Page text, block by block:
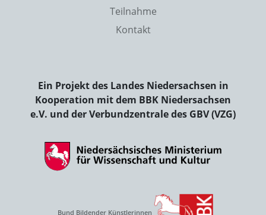
Teilnahme
Kontakt
Ein Projekt des Landes Niedersachsen in
Kooperation mit dem BBK Niedersachsen
e.V. und der Verbundzentrale des GBV (VZG)
Bund Bildender Künstlerinnen